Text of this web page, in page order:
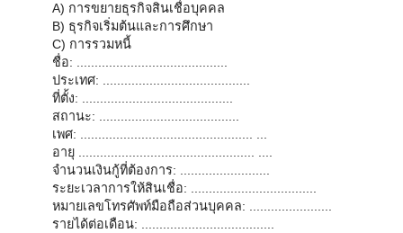
A) การขยายธุรกิจสินเชื่อบุคคล
B) ธุรกิจเริ่มต้นและการศึกษา
C) การรวมหนี้
ชื่อ: ..........................................
ประเทศ: .........................................
ที่ตั้ง: ..........................................
สถานะ: .......................................
เพศ: ................................................ ...
อายุ ................................................. ....
จำนวนเงินกู้ที่ต้องการ: .........................
ระยะเวลาการให้สินเชื่อ: ...................................
หมายเลขโทรศัพท์มือถือส่วนบุคคล: .......................
รายได้ต่อเดือน: .....................................